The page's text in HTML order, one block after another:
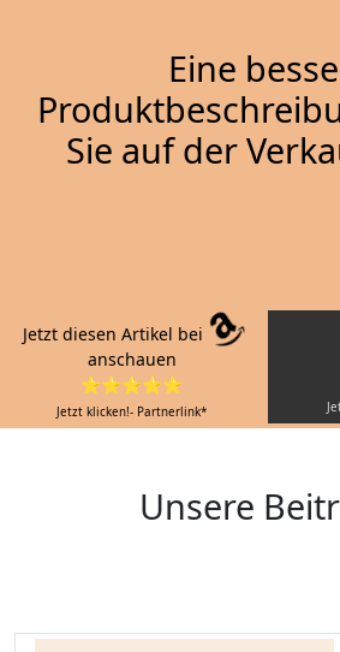
Eine
Sie auf der
Jetzt diesen Artikel bei
anschauen
⭐⭐⭐⭐⭐
Jetzt klicken!- Partnerlink*
Unsere